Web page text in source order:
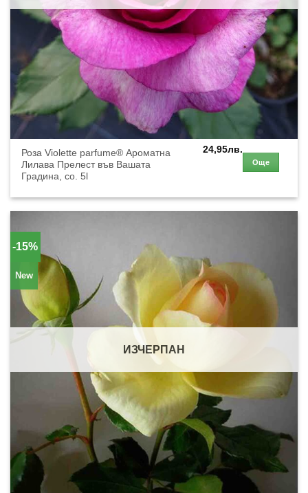
Роза Violette parfume® Ароматна
Лилава Прелест във Вашата
Градина, co. 5l
24,95лв.
Още
-15%
New
ИЗЧЕРПАН